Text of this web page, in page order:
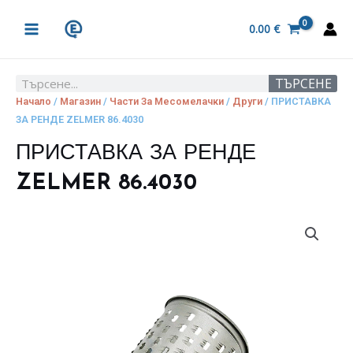
MENU
0.00 €
Search ТЪРСЕНЕ
Начало / Магазин / Части За Месомелачки / Други / ПРИСТАВКА
ЗА РЕНДЕ ZELMER 86.4030
ПРИСТАВКА ЗА РЕНДЕ
ZELMER 86.4030